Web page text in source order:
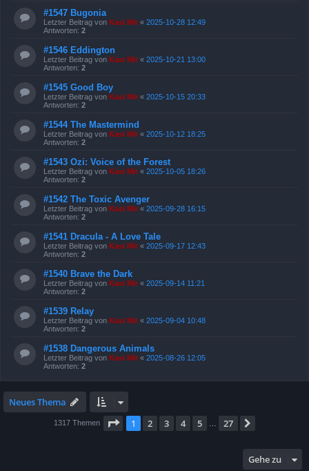
#1547 Bugonia
Letzter Beitrag von Kasi Mir « 2025-10-28 12:49
Antworten: 2
#1546 Eddington
Letzter Beitrag von Kasi Mir « 2025-10-21 13:00
Antworten: 2
#1545 Good Boy
Letzter Beitrag von Kasi Mir « 2025-10-15 20:33
Antworten: 2
#1544 The Mastermind
Letzter Beitrag von Kasi Mir « 2025-10-12 18:25
Antworten: 2
#1543 Ozi: Voice of the Forest
Letzter Beitrag von Kasi Mir « 2025-10-05 18:26
Antworten: 2
#1542 The Toxic Avenger
Letzter Beitrag von Kasi Mir « 2025-09-28 16:15
Antworten: 2
#1541 Dracula - A Love Tale
Letzter Beitrag von Kasi Mir « 2025-09-17 12:43
Antworten: 2
#1540 Brave the Dark
Letzter Beitrag von Kasi Mir « 2025-09-14 11:21
Antworten: 2
#1539 Relay
Letzter Beitrag von Kasi Mir « 2025-09-04 10:48
Antworten: 2
#1538 Dangerous Animals
Letzter Beitrag von Kasi Mir « 2025-08-26 12:05
Antworten: 2
Neues Thema
1317 Themen Seite 1von
1 2 3 4 5 27
Gehe zu